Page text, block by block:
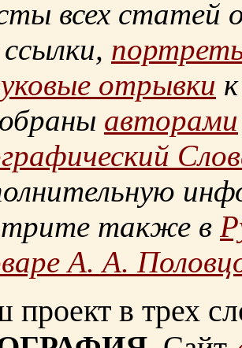
всех статей
отрывки
авторами
также в
А. А.
проект в трех